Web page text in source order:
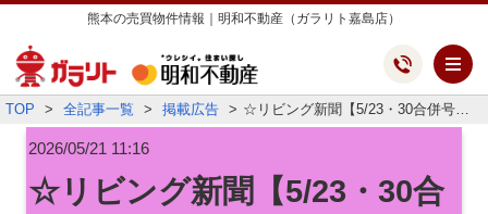
熊本の売買物件情報｜明和不動産（ガラリト嘉島店）
TOP 全記事一覧 掲載広告 ☆リビング新聞【5/23・30合併号】☆今週のオススメ9件
2026/05/21 11:16
☆リビング新聞【5/23・30合